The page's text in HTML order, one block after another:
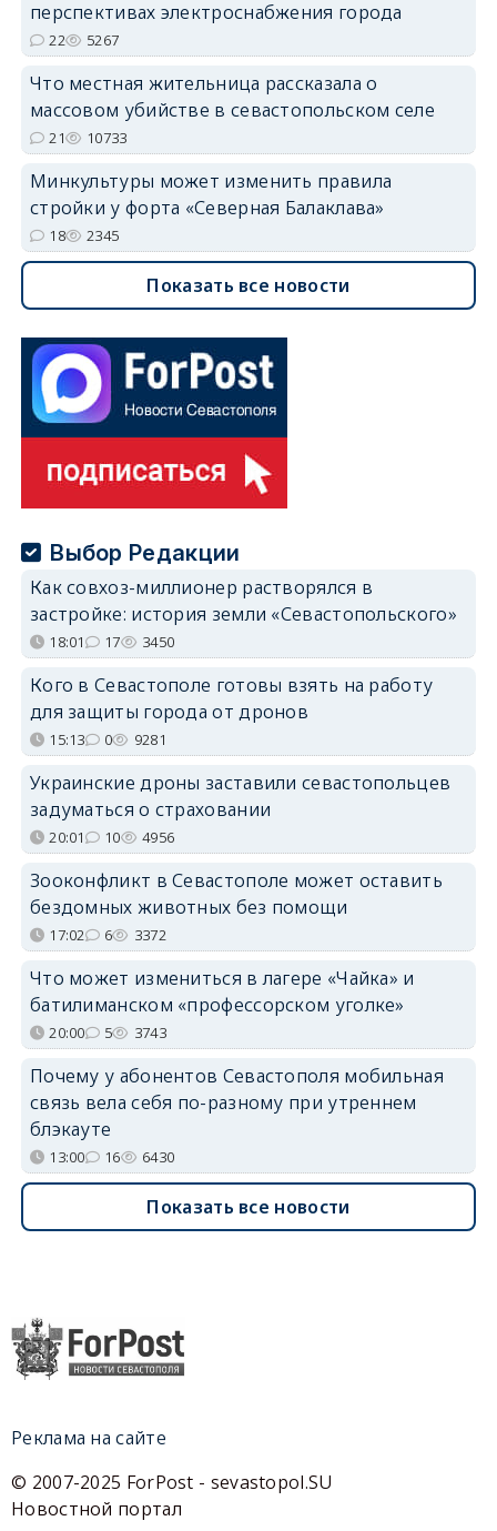
перспективах электроснабжения города
22 5267
Что местная жительница рассказала о
массовом убийстве в севастопольском селе
21 10733
Минкультуры может изменить правила
стройки у форта «Северная Балаклава»
18 2345
Показать все новости
Выбор Редакции
Как совхоз-миллионер растворялся в
застройке: история земли «Севастопольского»
18:01 17 3450
Кого в Севастополе готовы взять на работу
для защиты города от дронов
15:13 0 9281
Украинские дроны заставили севастопольцев
задуматься о страховании
20:01 10 4956
Зооконфликт в Севастополе может оставить
бездомных животных без помощи
17:02 6 3372
Что может измениться в лагере «Чайка» и
батилиманском «профессорском уголке»
20:00 5 3743
Почему у абонентов Севастополя мобильная
связь вела себя по-разному при утреннем
блэкауте
13:00 16 6430
Показать все новости
Реклама на сайте
© 2007-2025 ForPost - sevastopol.SU
Новостной портал